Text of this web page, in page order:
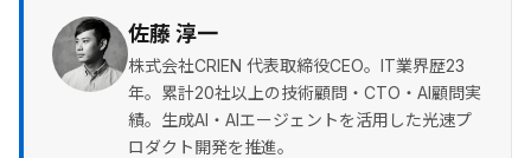
佐藤 淳一
株式会社CRIEN 代表取締役CEO。IT業界歴23
年。累計20社以上の技術顧問・CTO・AI顧問実
績。生成AI・AIエージェントを活用した光速プ
ロダクト開発を推進。